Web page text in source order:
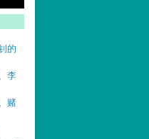
的
李
赌